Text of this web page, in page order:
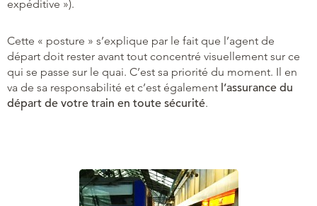
expéditive »).
Cette « posture » s’explique par le fait que l’agent de
départ doit rester avant tout concentré visuellement sur ce
qui se passe sur le quai. C’est sa priorité du moment. Il en
va de sa responsabilité et c’est également l’assurance du
départ de votre train en toute sécurité.